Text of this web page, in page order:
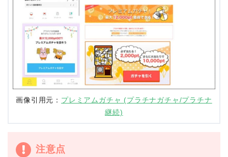
画像引用元： プレミアムガチャ (プラチナガチャ/プラチナ
継続)
注意点